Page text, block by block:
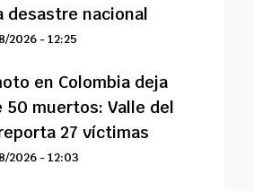
desastre nacional
2026 - 12:25
en Colombia deja
50 muertos: Valle del
27 víctimas
2026 - 12:03